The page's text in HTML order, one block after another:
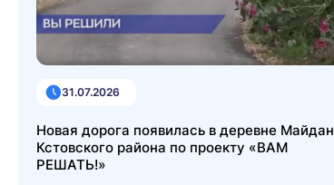
31.07.2026
Новая дорога появилась в деревне Майдан
Кстовского района по проекту «ВАМ
РЕШАТЬ!»